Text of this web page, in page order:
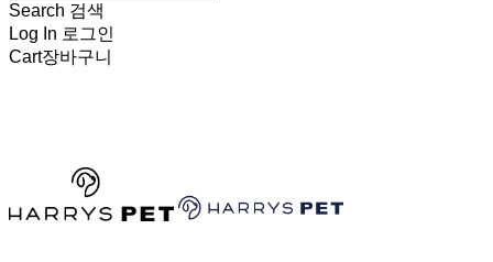
Search 검색
Log In 로그인
Cart장바구니